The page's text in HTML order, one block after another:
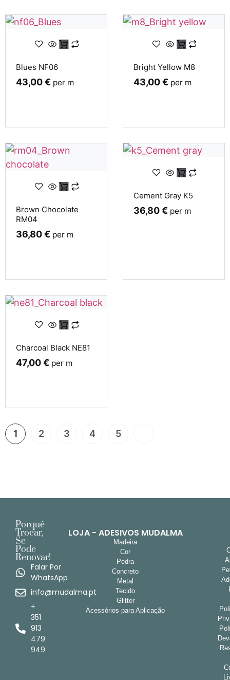
Blues NF06
43,00€ per m
Bright Yellow M8
43,00€ per m
Brown Chocolate
RM04
36,80€ per m
Cement Gray K5
36,80€ per m
Charcoal Black NE81
47,00€ per m
1 2 3 4 5
Porquê
Trocar,
Se
Pode
Renovar!
Falar Por
WhatsApp
info@mudalma.pt
+
351
913
479
949
LOJA - ADESIVOS MUDALMA
Madeira
Cor
Pedra
Concreto
Metal
Tecido
Glitter
Acessórios para Aplicação